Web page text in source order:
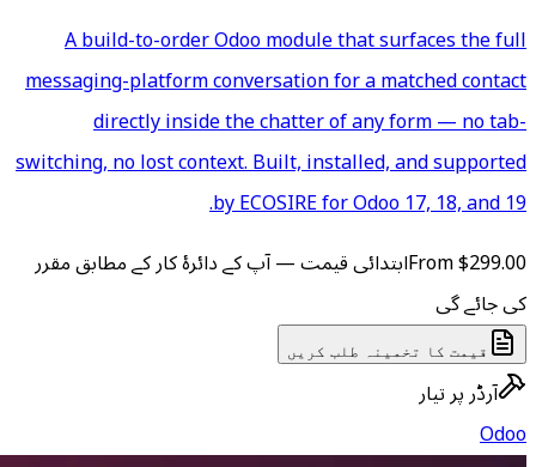
A build-to-order Odoo
messaging-platform
directly inside the
switching, no lost context.
by
آپ کے دائرۂ کار کے مطابق مقرر